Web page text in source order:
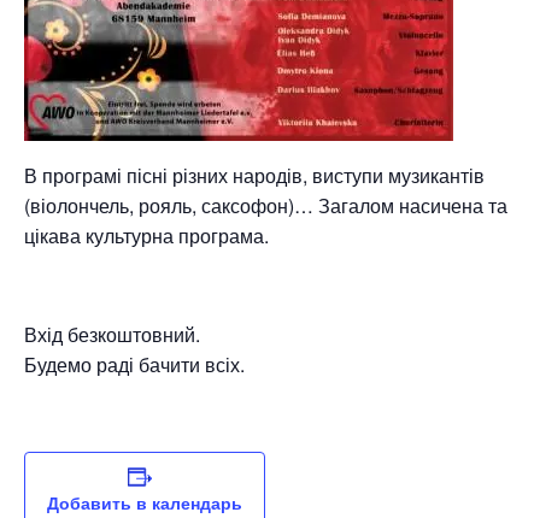
В програмі пісні різних народів, виступи музикантів
(віолончель, рояль, саксофон)… Загалом насичена та
цікава культурна програма.
Вхід безкоштовний.
Будемо раді бачити всіх.
Добавить в календарь